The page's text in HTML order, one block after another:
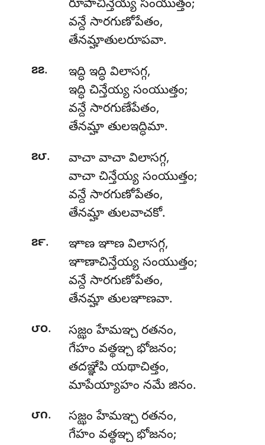
రూపాచిన్తేయ్య సంయుత్తం;
వన్దే సారగుణోపేతం,
తేనమ్హాతులరూపవా.
౭౭. ఇద్ధి ఇద్ధి విలాసగ్గ,
ఇద్ధి చిన్తేయ్య సంయుత్తం;
వన్దే సారగుణేపేతం,
తేనమ్హా తులఇద్ధిమా.
౭౮.
వాచా వాచా విలాసగ్గ,
వాచా చిన్తేయ్య సంయుత్తం;
వన్దే సారగుణోపేతం,
తేనమ్హా తులవాచకో.
౭౯. ఞాణ ఞాణ విలాసగ్గ,
ఞాణాచిన్తేయ్య సంయుత్తం;
వన్దే సారగుణోపేతం,
తేనమ్హా తులఞాణవా.
౮౦.
సజ్ఝం హేమఞ్చ రతనం,
గేహం వత్థఞ్చ భోజనం;
తదఞ్ఞేపి యథాచిత్తం,
మాపేయ్యాహం నమే జినం.
౮౧.
సజ్ఝం హేమఞ్చ రతనం,
గేహం వత్థఞ్చ భోజనం;